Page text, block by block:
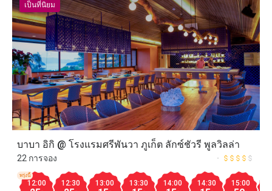
บาบา อิกิ @ โรงแรมศรีพันวา ภูเก็ต ลักซ์ชัวรี พูลวิลล่า
22 การจอง
12:00
พรุ่งนี้
12:30 13:00 13:30 14:00 14:30 15:00
เป็นที่นิยม